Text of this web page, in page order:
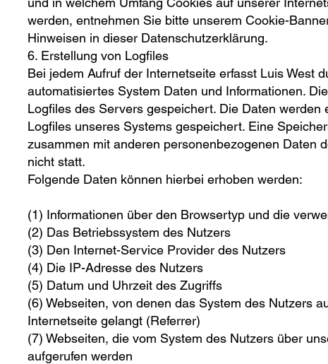
werden, entnehmen Sie bitte unserem Cookie-
Hinweisen in dieser Datenschutzerklärung.
6. Erstellung von Logfiles
Bei jedem Aufruf der Internetseite erfasst Luis West
automatisiertes System Daten und Informationen.
Logfiles des Servers gespeichert. Die Daten werden
Logfiles unseres Systems gespeichert. Eine
zusammen mit anderen personenbezogenen Daten
nicht statt.
Folgende Daten können hierbei erhoben werden:
(1) Informationen über den Browsertyp und die
(2) Das Betriebssystem des Nutzers
(3) Den Internet-Service Provider des Nutzers
(4) Die IP-Adresse des Nutzers
(5) Datum und Uhrzeit des Zugriffs
(6) Webseiten, von denen das System des Nutzers
Internetseite gelangt (Referrer)
(7) Webseiten, die vom System des Nutzers über
aufgerufen werden